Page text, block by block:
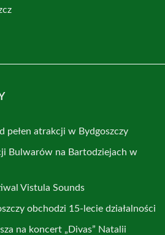
pełen atrakcji w Bydgoszczy
Bulwarów na Bartodziejach w
Vistula Sounds
obchodzi 15-lecie działalności
na koncert „Divas” Natalii